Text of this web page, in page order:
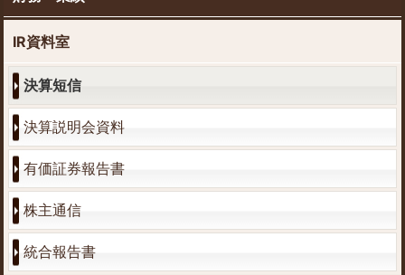
IR資料室
決算短信
決算説明会資料
有価証券報告書
株主通信
統合報告書